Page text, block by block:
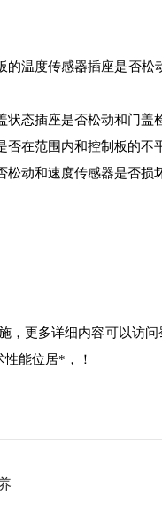
温度传感器插座是否松
态插座是否松动和门盖
在范围内和控制板的不
动和速度传感器是否损
，更多详细内容可以访
能位居*，！